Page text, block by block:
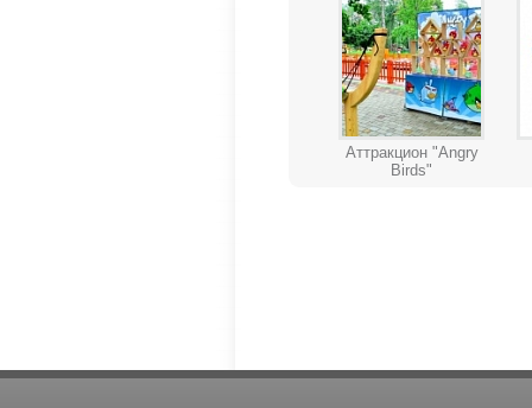
Аттракцион "Angry
Birds"